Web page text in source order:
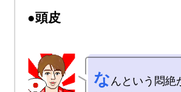
●頭皮
なんという悶絶